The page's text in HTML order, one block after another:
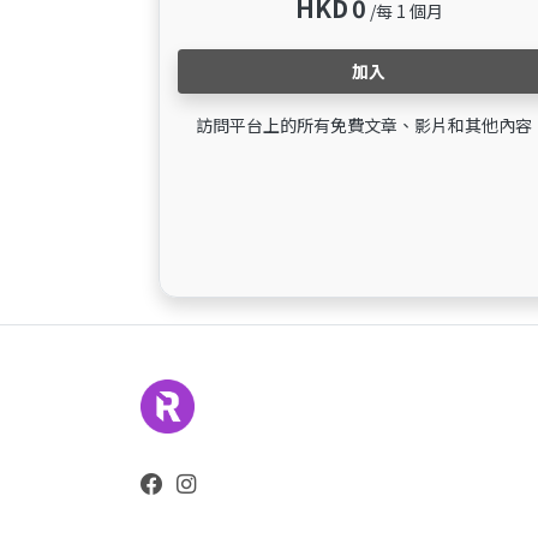
HKD0 /每 1 個月
加入
訪問平台上的所有免費文章、影片和其他內容